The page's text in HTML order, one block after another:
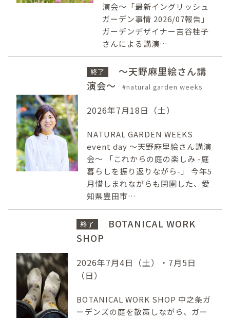
演会～「最新イングリッシュ
ガーデン事情 2026/07報告」
ガーデンデザイナー吉谷桂子
さんによる講演…
終了
～天野麻里絵さん講
演会～
natural garden weeks
2026年7月18日（土）
NATURAL GARDEN WEEKS
event day 〜天野麻里絵さん講演
会〜 「これからの庭の楽しみ -庭
暮らしを振り返りながら-」 今年5
月惜しまれながらも閉園した、愛
知県豊田市…
終了
BOTANICAL WORK
SHOP
2026年7月4日（土）・7月5日
（日）
BOTANICAL WORK SHOP 中之条ガ
ーデンズの庭を散策しながら、ガー